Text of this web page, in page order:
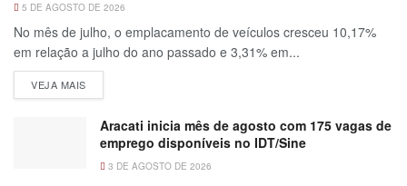
5 DE AGOSTO DE 2026
No mês de julho, o emplacamento de veículos cresceu 10,17%
em relação a julho do ano passado e 3,31% em...
VEJA MAIS
Aracati inicia mês de agosto com 175 vagas de
emprego disponíveis no IDT/Sine
3 DE AGOSTO DE 2026